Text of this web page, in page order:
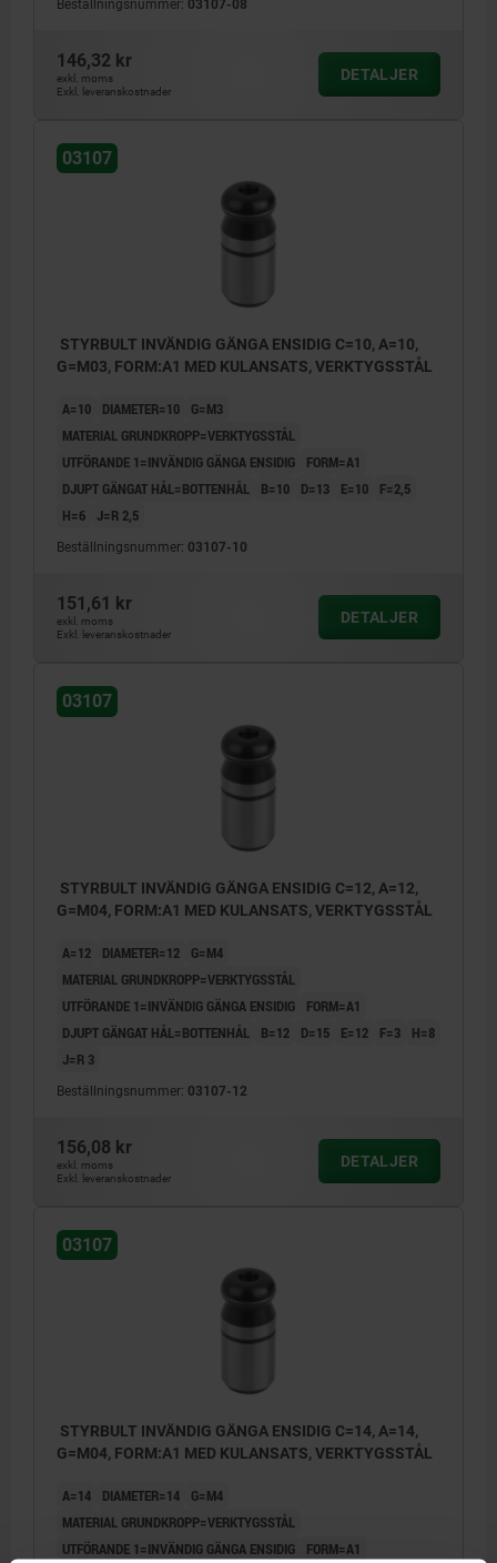
Beställningsnummer: 03107-08
146,32 kr
exkl. moms
Exkl. leveranskostnader
DETALJER
03107
STYRBULT INVÄNDIG GÄNGA ENSIDIG C=10, A=10,
G=M03, FORM:A1 MED KULANSATS, VERKTYGSSTÅL
A=10 DIAMETER=10
G=M3
MATERIAL GRUNDKROPP=VERKTYGSSTÅL
UTFÖRANDE 1=INVÄNDIG GÄNGA ENSIDIG
FORM=A1
DJUPT GÄNGAT HÅL=BOTTENHÅL
B=10 D=13 E=10
F=2,5
H=6
J=R 2,5
Beställningsnummer: 03107-10
151,61 kr
exkl. moms
Exkl. leveranskostnader
DETALJER
03107
STYRBULT INVÄNDIG GÄNGA ENSIDIG C=12, A=12,
G=M04, FORM:A1 MED KULANSATS, VERKTYGSSTÅL
A=12 DIAMETER=12
G=M4
MATERIAL GRUNDKROPP=VERKTYGSSTÅL
UTFÖRANDE 1=INVÄNDIG GÄNGA ENSIDIG
FORM=A1
DJUPT GÄNGAT HÅL=BOTTENHÅL
B=12 D=15 E=12 F=3
H=8
J=R 3
Beställningsnummer: 03107-12
156,08 kr
exkl. moms
Exkl. leveranskostnader
DETALJER
03107
STYRBULT INVÄNDIG GÄNGA ENSIDIG C=14, A=14,
G=M04, FORM:A1 MED KULANSATS, VERKTYGSSTÅL
A=14 DIAMETER=14
G=M4
MATERIAL GRUNDKROPP=VERKTYGSSTÅL
UTFÖRANDE 1=INVÄNDIG GÄNGA ENSIDIG
FORM=A1